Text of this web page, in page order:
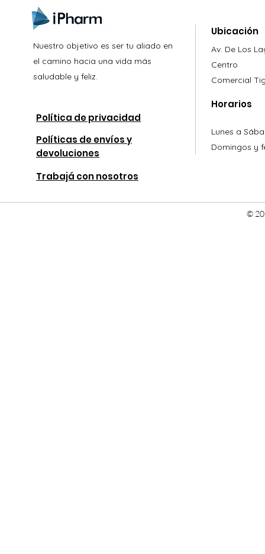
Nuestro objetivo es ser tu aliado en
el camino hacia una vida más
saludable y feliz.
Política de privacidad
Políticas de envíos y
devoluciones
Trabajá con nosotros
Ubicación
Av. De Los
Centro
Comercial
Horarios
Lunes a
Domingos y
©